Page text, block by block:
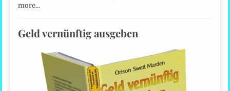
more…
Geld vernünftig ausgeben